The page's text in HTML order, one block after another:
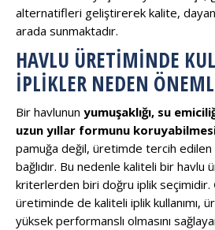
alternatifleri geliştirerek kalite,
arada sunmaktadır.
HAVLU ÜRETIMINDE
İPLIKLER NEDEN
Bir havlunun yumuşaklığı, su
uzun yıllar formunu
pamuğa değil, üretimde tercih edilen
bağlıdır. Bu nedenle kaliteli bir havlu
kriterlerden biri doğru iplik seçimidir.
üretiminde de kaliteli iplik kullanımı,
yüksek performanslı olmasını